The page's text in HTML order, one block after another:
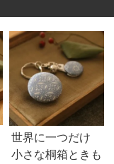
世界に一つだけ
小さな桐箱ときも